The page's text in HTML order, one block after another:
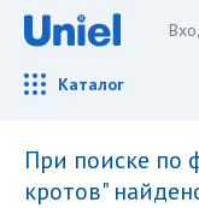
Каталог
при поиске по фразе: "отпугиватель
кротов"